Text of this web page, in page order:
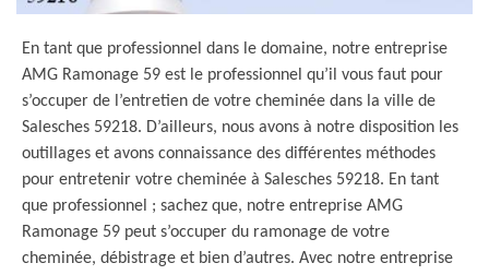
En tant que professionnel dans le domaine, notre entreprise
AMG Ramonage 59 est le professionnel qu’il vous faut pour
s’occuper de l’entretien de votre cheminée dans la ville de
Salesches 59218. D’ailleurs, nous avons à notre disposition les
outillages et avons connaissance des différentes méthodes
pour entretenir votre cheminée à Salesches 59218. En tant
que professionnel ; sachez que, notre entreprise AMG
Ramonage 59 peut s’occuper du ramonage de votre
cheminée, débistrage et bien d’autres. Avec notre entreprise